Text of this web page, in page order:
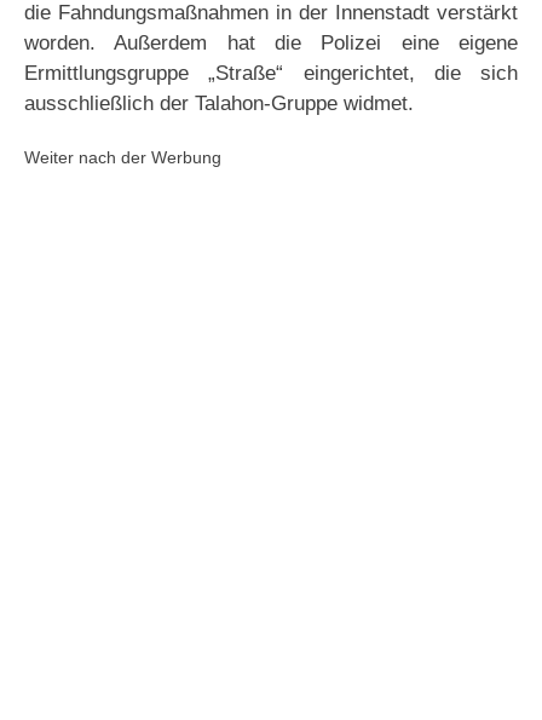
die Fahndungsmaßnahmen in der Innenstadt verstärkt
worden. Außerdem hat die Polizei eine eigene
Ermittlungsgruppe „Straße“ eingerichtet, die sich
ausschließlich der Talahon-Gruppe widmet.
Weiter nach der Werbung